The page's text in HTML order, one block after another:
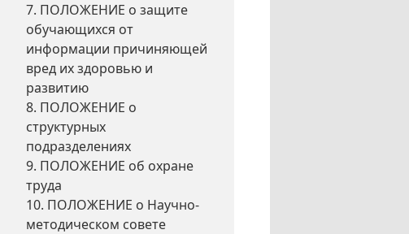
7. ПОЛОЖЕНИЕ о защите
обучающихся от
информации причиняющей
вред их здоровью и
развитию
8. ПОЛОЖЕНИЕ о
структурных
подразделениях
9. ПОЛОЖЕНИЕ об охране
труда
10. ПОЛОЖЕНИЕ о Научно-
методическом совете